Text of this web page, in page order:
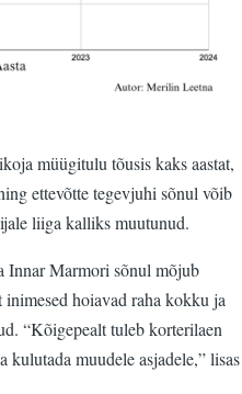
müügitulu tõusis kaks aastat,
ettevõtte tegevjuhi sõnul võib
liiga kalliks muutunud.
Innar Marmori sõnul mõjub
hoiavad raha kokku ja
“Kõigepealt tuleb korterilaen
kulutada muudele asjadele,” lisas